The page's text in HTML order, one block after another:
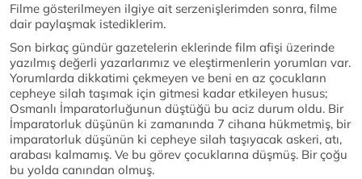
Filme gösterilmeyen ilgiye ait serzenişlerimden sonra, filme
dair paylaşmak istediklerim.
Son birkaç gündür gazetelerin eklerinde film afişi üzerinde
yazılmış değerli yazarlarımız ve eleştirmenlerin yorumları var.
Yorumlarda dikkatimi çekmeyen ve beni en az çocukların
cepheye silah taşımak için gitmesi kadar etkileyen husus;
Osmanlı İmparatorluğunun düştüğü bu aciz durum oldu. Bir
İmparatorluk düşünün ki zamanında 7 cihana hükmetmiş, bir
imparatorluk düşünün ki cepheye silah taşıyacak askeri, atı,
arabası kalmamış. Ve bu görev çocuklarına düşmüş. Bir çoğu
bu yolda canından olmuş.